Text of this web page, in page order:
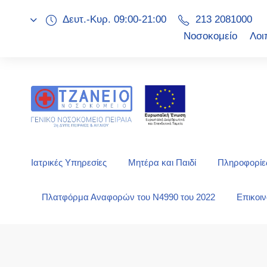
Δευτ.-Κυρ. 09:00-21:00
213 2081000
Νοσοκομείο
Ιατρικές Υπηρεσίες Μητέρα και Παιδί
Πλατφόρμα Αναφορών του Ν4990 του 2022